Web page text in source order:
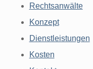
Rechtsanwälte
Konzept
Dienstleistungen
Kosten